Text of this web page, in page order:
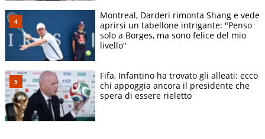
Montreal, Darderi rimonta Shang e vede
aprirsi un tabellone intrigante: "Penso
solo a Borges, ma sono felice del mio
livello"
Fifa, Infantino ha trovato gli alleati: ecco
chi appoggia ancora il presidente che
spera di essere rieletto